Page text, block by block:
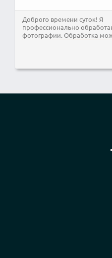
Доброго времени суток! Я
профессионально
фотографии. Обработка
любого типа: удаление